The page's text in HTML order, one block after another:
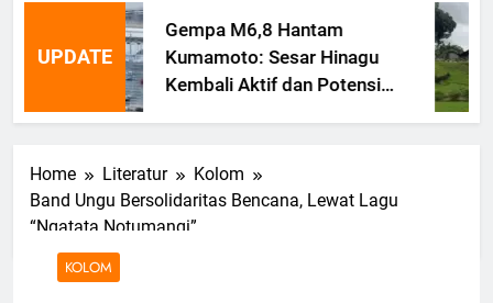
UPDATE
Gempa M6,8 Hantam
Kumamoto: Sesar Hinagu
Kembali Aktif dan Potensi
Home Literatur
Kolom
Band Ungu Bersolidaritas Bencana, Lewat Lagu
“Ngatata Notumangi”
KOLOM